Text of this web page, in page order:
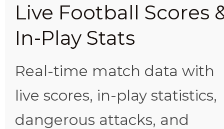
Live Football Scores
In-Play Stats
Real-time match data with
live scores, in-play statistics,
dangerous attacks, and